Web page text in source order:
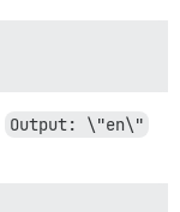
Output: \"en\"